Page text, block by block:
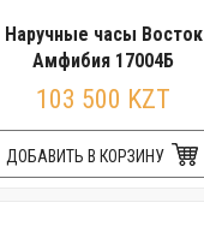
Наручные часы Восток
Амфибия 17004Б
103 500 KZT
ДОБАВИТЬ В КОРЗИНУ